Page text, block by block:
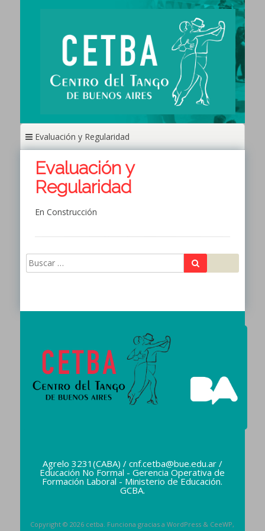
Evaluación y Regularidad
Evaluación y
Regularidad
En Construcción
Agrelo 3231(CABA) / cnf.cetba@bue.edu.ar /
Educación No Formal - Gerencia Operativa de
Formación Laboral - Ministerio de Educación.
GCBA.
Copyright © 2026 cetba . Funciona gracias a WordPress & CeeWP,